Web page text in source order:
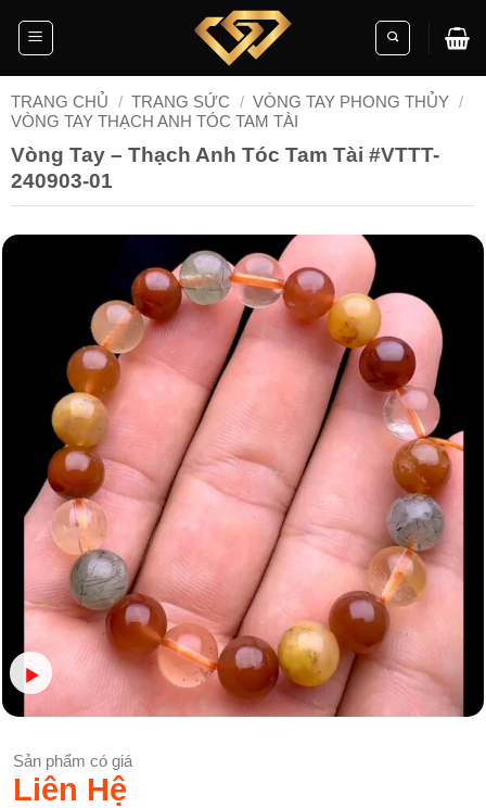
TRANG CHỦ / TRANG SỨC / VÒNG TAY PHONG THỦY /
VÒNG TAY THẠCH ANH TÓC TAM TÀI
Vòng Tay – Thạch Anh Tóc Tam Tài #VTTT-
240903-01
Sản phẩm có giá
Liên Hệ